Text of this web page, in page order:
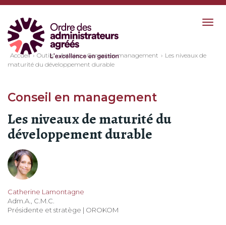
Accueil Outils Articles Conseil en management
Les niveaux de
maturité du développement durable
Conseil en management
Les niveaux de maturité du
développement durable
Catherine Lamontagne
Adm.A., C.M.C.
Présidente et stratège | OROKOM